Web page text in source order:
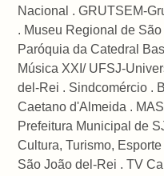
Nacional . GRUTSEM-
. Museu Regional de São
Paróquia da Catedral
Música XXI/ UFSJ-
del-Rei . Sindcomércio .
Caetano d'Almeida .
Prefeitura Municipal de
Cultura, Turismo,
São João del-Rei . TV